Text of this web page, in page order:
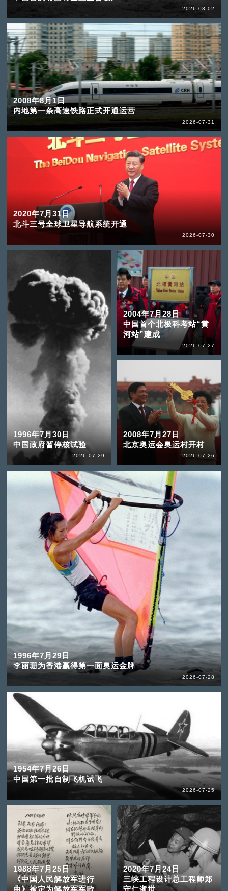
2026-08-02
2008年8月1日
内地第一条高速铁路正式开通运营
2026-07-31
2020年7月31日
北斗三号全球卫星导航系统开通
2026-07-30
1996年7月30日
中国政府暂停核试验
2026-07-29
1996年7月29日
李丽珊为香港赢得第一面奥运金牌
2026-07-28
2004年7月28日
中国首个北极科考站“黄
河站”建成
2026-07-27
2008年7月27日
北京奥运会奥运村开村
2026-07-26
1954年7月26日
中国第一批自制飞机试飞
2026-07-25
1988年7月25日
《中国人民解放军进行
曲》被定为解放军军歌
2020年7月24日
三峡工程设计总工程师郑
守仁逝世